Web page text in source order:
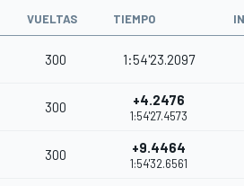
VUELTAS TIEMPO
300 1:54'23.2097
300 +4.2476
1:54'27.4573
300 +9.4464
1:54'32.6561